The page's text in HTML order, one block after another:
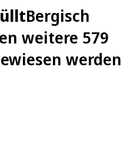
Bergisch
weitere 579
werden